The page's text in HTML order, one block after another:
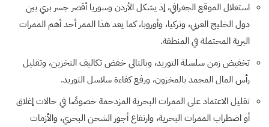
استغلال الموقع الجغرافي، إذ يشكل الأردن وسوريا أقصر جسر بري بين
دول الخليج العربي، وتركيا، وأوروبا، كما يعد هذا الممر أحد أهم الممرات
البرية المحتملة في المنطقة.
تخفيض زمن سلسلة التوريد، وبالتالي خفض تكاليف التخزين، وتقليل
رأس المال المجمد بالمخزون، ورفع كفاءة سلاسل التوريد.
تقليل الاعتماد على الممرات البحرية المزدحمة خصوصًا في حالات إغلاق
أو اضطراب الممرات البحرية، وارتفاع أجور الشحن البحري، والأزمات